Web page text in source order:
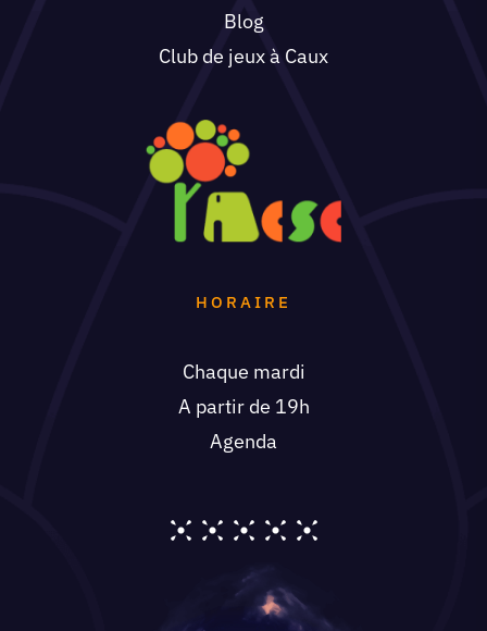
Blog
Club de jeux à Caux
HORAIRE
Chaque mardi
A partir de 19h
Agenda